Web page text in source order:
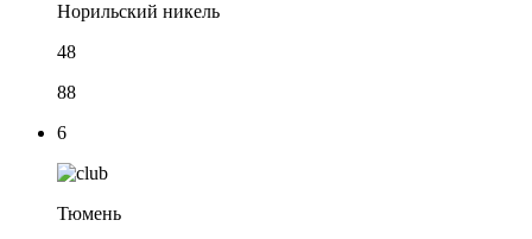
Норильский никель
48
88
6
Тюмень